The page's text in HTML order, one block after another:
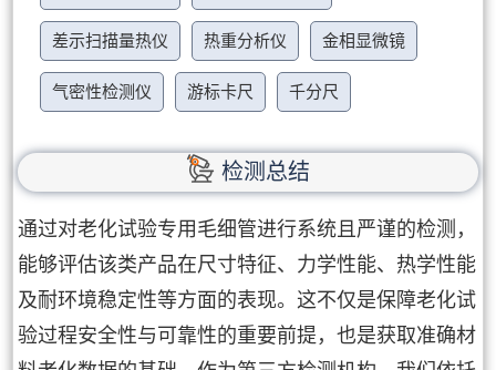
差示扫描量热仪 热重分析仪 金相显微镜
气密性检测仪 游标卡尺 千分尺
检测总结
通过对老化试验专用毛细管进行系统且严谨的检测，
能够评估该类产品在尺寸特征、力学性能、热学性能
及耐环境稳定性等方面的表现。这不仅是保障老化试
验过程安全性与可靠性的重要前提，也是获取准确材